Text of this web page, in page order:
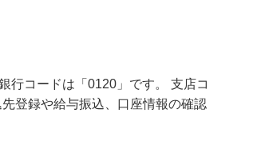
行コードは「0120」です。 支店コ
登録や給与振込、口座情報の確認